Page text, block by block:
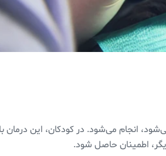
انجام می‌شود. در کودکان، این درمان
اطمینان حاصل شود.